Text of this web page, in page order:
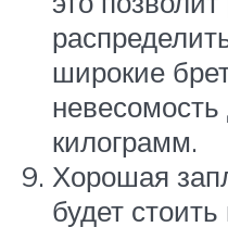
широкие
килограмм.
Хорошая
будет